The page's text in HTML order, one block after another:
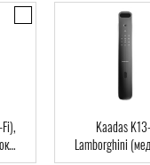
Kaadas K13-F
Lamborghini